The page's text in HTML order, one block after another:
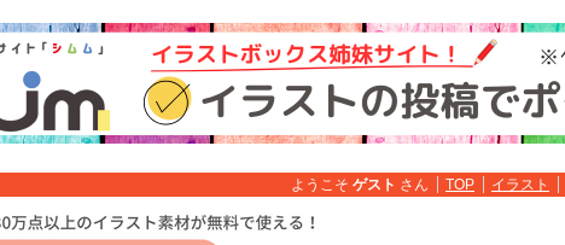
ようこそ ゲスト さん TOP イラスト